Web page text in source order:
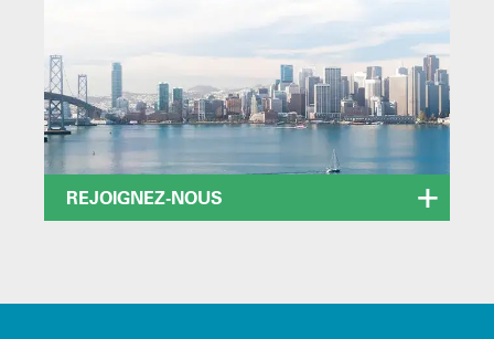
REJOIGNEZ-NOUS